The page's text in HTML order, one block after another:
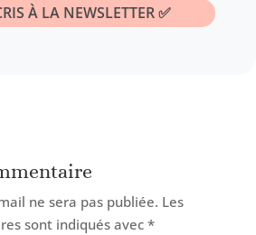
ne sera pas publiée. Les
sont indiqués avec *